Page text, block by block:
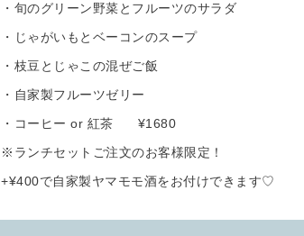
・旬のグリーン野菜とフルーツのサラダ
・じゃがいもとベーコンのスープ
・枝豆とじゃこの混ぜご飯
・自家製フルーツゼリー
・コーヒー or 紅茶 ¥1680
※ランチセットご注文のお客様限定！
+¥400で自家製ヤマモモ酒をお付けできます♡